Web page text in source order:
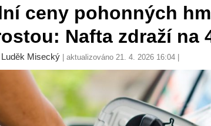
ceny pohonných
Nafta zdraží na
Luděk Misecký | aktualizováno 21. 4. 2026 16:04 |